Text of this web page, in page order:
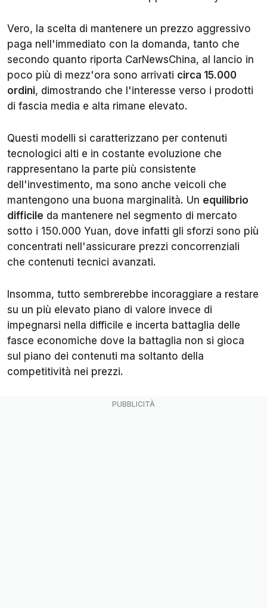
Vero, la scelta di mantenere un prezzo aggressivo
paga nell'immediato con la domanda, tanto che
secondo quanto riporta CarNewsChina, al lancio in
poco più di mezz'ora sono arrivati circa 15.000
ordini, dimostrando che l'interesse verso i prodotti
di fascia media e alta rimane elevato.
Questi modelli si caratterizzano per contenuti
tecnologici alti e in costante evoluzione che
rappresentano la parte più consistente
dell'investimento, ma sono anche veicoli che
mantengono una buona marginalità. Un equilibrio
difficile da mantenere nel segmento di mercato
sotto i 150.000 Yuan, dove infatti gli sforzi sono più
concentrati nell'assicurare prezzi concorrenziali
che contenuti tecnici avanzati.
Insomma, tutto sembrerebbe incoraggiare a restare
su un più elevato piano di valore invece di
impegnarsi nella difficile e incerta battaglia delle
fasce economiche dove la battaglia non si gioca
sul piano dei contenuti ma soltanto della
competitività nei prezzi.